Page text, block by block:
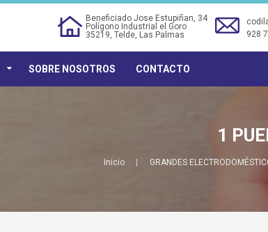
Beneficiado Jose Estupiñan, 34
Polígono Industrial el Goro
35219, Telde, Las Palmas
928
SOBRE NOSOTROS CONTACTO
1
Inicio GRANDES